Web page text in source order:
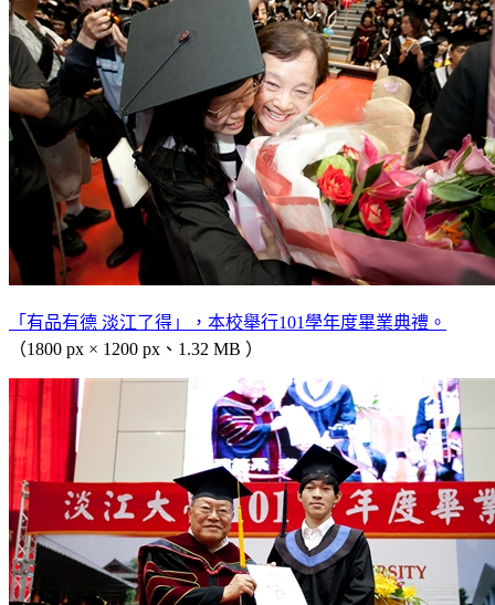
「有品有德 淡江了得」，本校舉行101學年度畢業典禮。
（1800 px × 1200 px、1.32 MB ）